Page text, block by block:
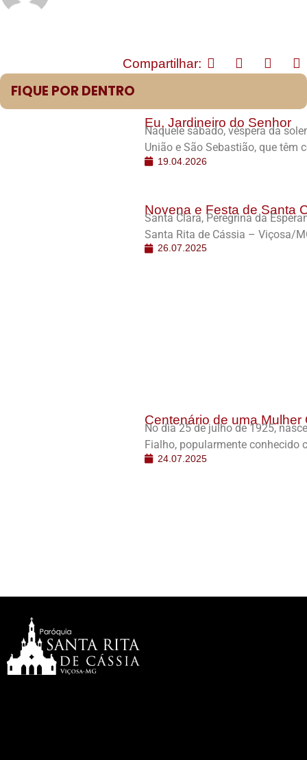
Compartilhar:
FIQUE POR DENTRO
Eu, Jardineiro do Senhor
Naquele sábado, véspera da
União e São Sebastião, que têm
19.04.2026
Novena e Festa de Santa
Santa Clara, Peregrina da
Santa Rita de Cássia – Viçosa/
26.07.2025
Centenário de uma Mulher
No dia 25 de julho de 1925,
Fialho, popularmente conhecido
24.07.2025